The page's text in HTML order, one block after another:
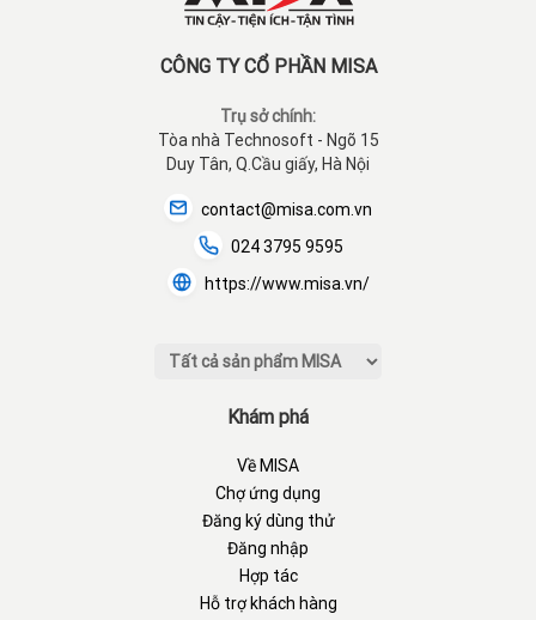
CÔNG TY CỔ PHẦN MISA
Trụ sở chính:
Tòa nhà Technosoft - Ngõ 15
Duy Tân, Q.Cầu giấy, Hà Nội
contact@misa.com.vn
024 3795 9595
https://www.misa.vn/
Khám phá
Về MISA
Chợ ứng dụng
Đăng ký dùng thử
Đăng nhập
Hợp tác
Hỗ trợ khách hàng